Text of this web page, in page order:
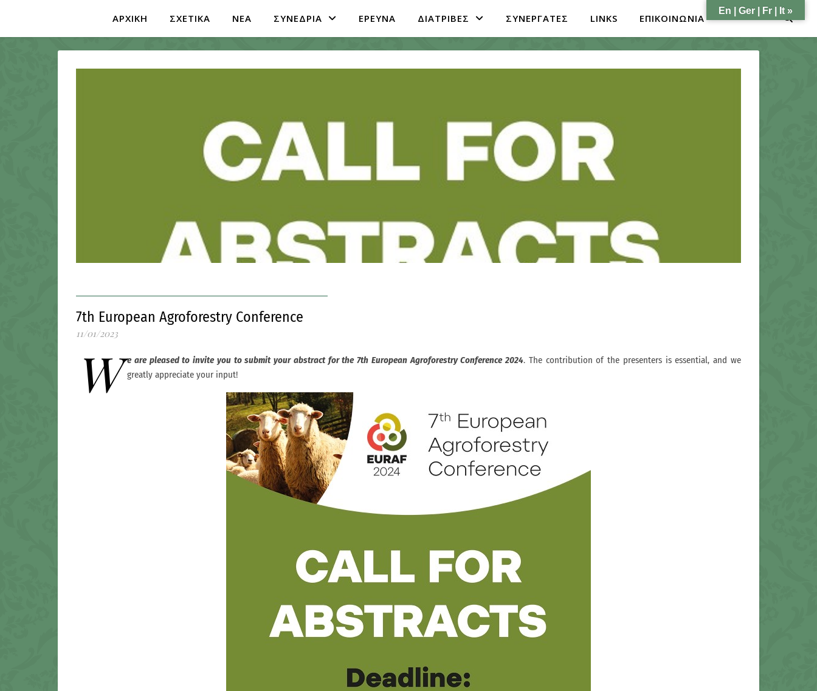
ΑΡΧΙΚΗ ΣΧΕΤΙΚΑ ΝΕΑ ΣΥΝΕΔΡΙΑ ΕΡΕΥΝΑ ΔΙΑΤΡΙΒΕΣ ΣΥΝΕΡΓΑΤΕΣ LINKS ΕΠΙΚΟΙΝΩΝΙΑ
7th European Agroforestry Conference
11/01/2023
W e are pleased to invite you to submit your abstract for the 7th European Agroforestry Conference 2024. The contribution of the presenters is essential, and we
greatly appreciate your input!
En | Ger | Fr | It »